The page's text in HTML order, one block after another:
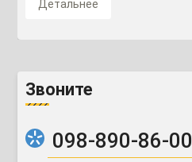
Детальнее
Звоните
098-890-86-00